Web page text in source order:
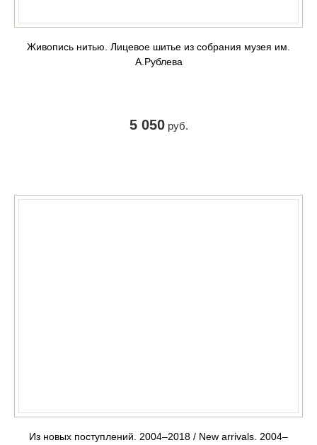
Живопись нитью. Лицевое шитье из собрания музея им.
А.Рублева
5 050руб.
Из новых поступлений. 2004–2018 / New arrivals. 2004–